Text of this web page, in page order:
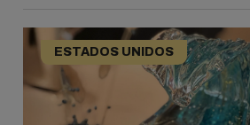
ESTADOS UNIDOS